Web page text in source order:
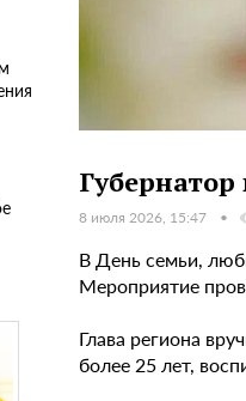
8 июля 2026, 15:47
В День семьи,
Мероприятие
Глава региона
более 25 лет,